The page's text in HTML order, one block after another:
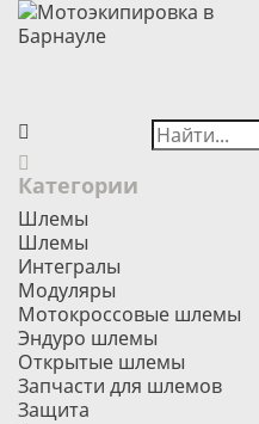
Категории
Шлемы
Шлемы
Интегралы
Модуляры
Мотокроссовые шлемы
Эндуро шлемы
Открытые шлемы
Запчасти для шлемов
Защита